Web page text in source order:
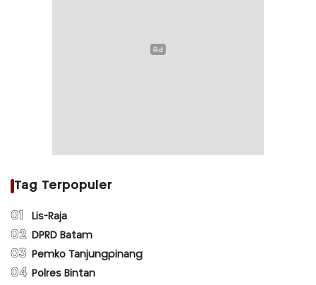
Tag Terpopuler
01 Lis-Raja
02 DPRD Batam
03 Pemko Tanjungpinang
04 Polres Bintan